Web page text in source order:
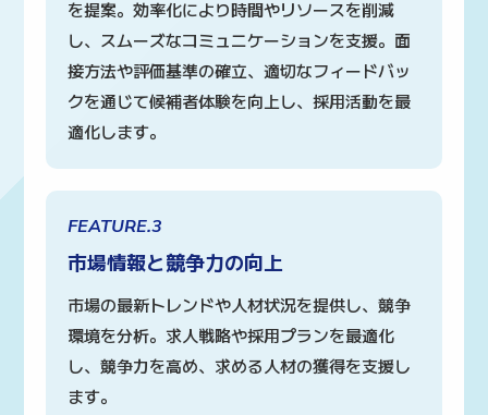
を提案。効率化により時間やリソースを削減
し、スムーズなコミュニケーションを支援。面
接方法や評価基準の確立、適切なフィードバッ
クを通じて候補者体験を向上し、採用活動を最
適化します。
FEATURE.3
市場情報と競争力の向上
市場の最新トレンドや人材状況を提供し、競争
環境を分析。求人戦略や採用プランを最適化
し、競争力を高め、求める人材の獲得を支援し
ます。